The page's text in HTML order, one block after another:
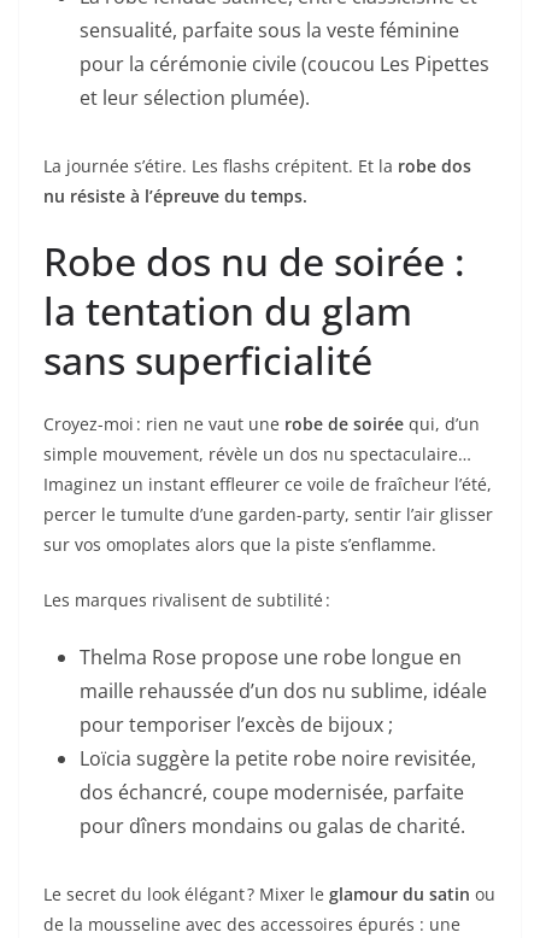
sensualité, parfaite sous la veste féminine
pour la cérémonie civile (coucou Les Pipettes
et leur sélection plumée).
La journée s’étire. Les flashs crépitent. Et la robe dos
nu résiste à l’épreuve du temps.
Robe dos nu de soirée :
la tentation du glam
sans superficialité
Croyez-moi : rien ne vaut une robe de soirée qui, d’un
simple mouvement, révèle un dos nu spectaculaire…
Imaginez un instant effleurer ce voile de fraîcheur l’été,
percer le tumulte d’une garden-party, sentir l’air glisser
sur vos omoplates alors que la piste s’enflamme.
Les marques rivalisent de subtilité :
Thelma Rose propose une robe longue en
maille rehaussée d’un dos nu sublime, idéale
pour temporiser l’excès de bijoux ;
Loïcia suggère la petite robe noire revisitée,
dos échancré, coupe modernisée, parfaite
pour dîners mondains ou galas de charité.
Le secret du look élégant ? Mixer le glamour du satin ou
de la mousseline avec des accessoires épurés : une